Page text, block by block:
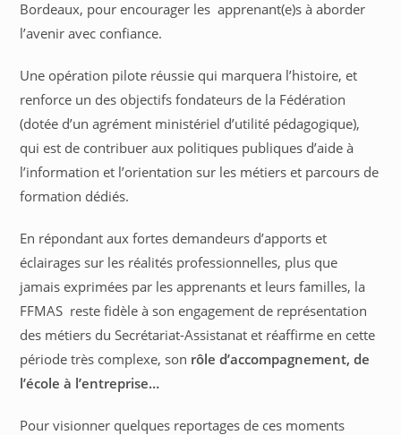
Bordeaux, pour encourager les apprenant(e)s à aborder
l’avenir avec confiance.
Une opération pilote réussie qui marquera l’histoire, et
renforce un des objectifs fondateurs de la Fédération
(dotée d’un agrément ministériel d’utilité pédagogique),
qui est de contribuer aux politiques publiques d’aide à
l’information et l’orientation sur les métiers et parcours de
formation dédiés.
En répondant aux fortes demandeurs d’apports et
éclairages sur les réalités professionnelles, plus que
jamais exprimées par les apprenants et leurs familles, la
FFMAS reste fidèle à son engagement de représentation
des métiers du Secrétariat-Assistanat et réaffirme en cette
période très complexe, son rôle d’accompagnement, de
l’école à l’entreprise…
Pour visionner quelques reportages de ces moments